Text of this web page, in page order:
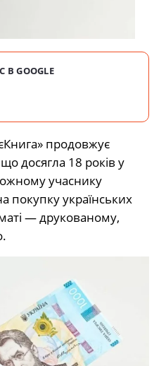
GOOGLE
продовжує
досягла 18 років у
учаснику
покупку українських
— друкованому,